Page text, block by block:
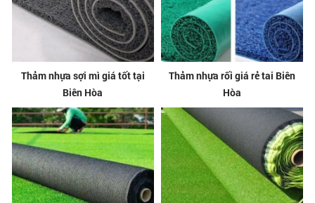
Thảm nhựa sợi mì giá tốt tại
Biên Hòa
Thảm nhựa rối giá rẻ tai Biên
Hòa